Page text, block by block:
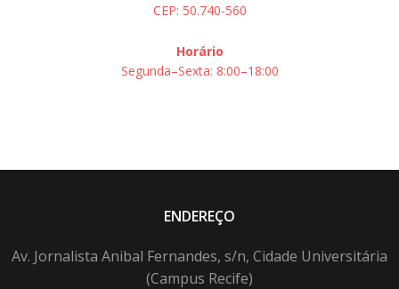
CEP: 50.740-560
Horário
Segunda–Sexta: 8:00–18:00
ENDEREÇO
Av. Jornalista Anibal Fernandes, s/n, Cidade Universitária
(Campus Recife)